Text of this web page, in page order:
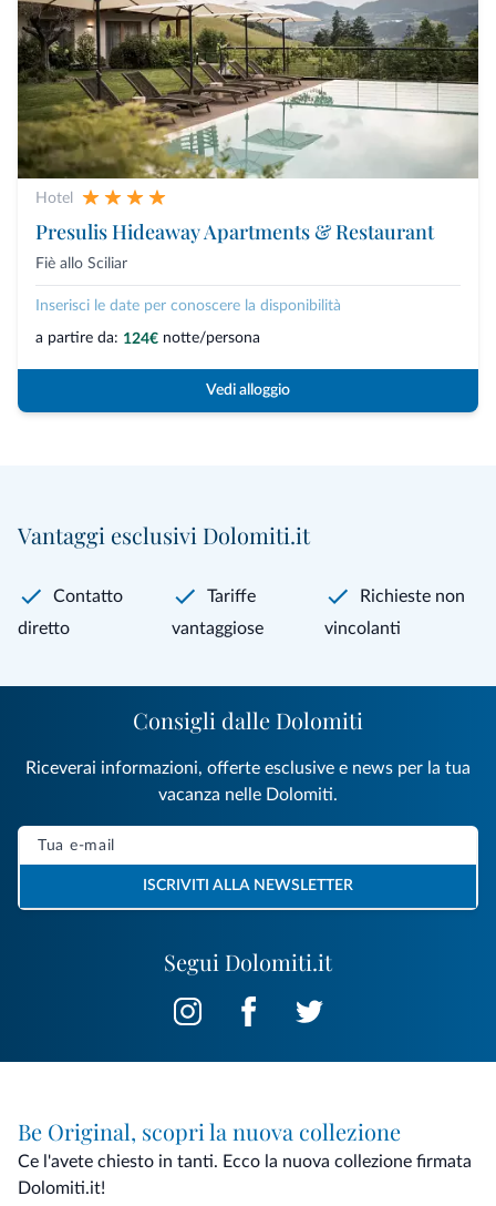
Hotel
Presulis Hideaway Apartments & Restaurant
Fiè allo Sciliar
Inserisci le date per conoscere la disponibilità
a partire da: 124€ notte/persona
Vedi alloggio
Vantaggi esclusivi Dolomiti.it
Contatto
diretto
Tariffe
vantaggiose
Richieste non
vincolanti
Segui Dolomiti.it
Consigli dalle Dolomiti
Riceverai informazioni, offerte esclusive e news per la tua
vacanza nelle Dolomiti.
ISCRIVITI ALLA NEWSLETTER
Be Original, scopri la nuova collezione
Ce l'avete chiesto in tanti. Ecco la nuova collezione firmata
Dolomiti.it!